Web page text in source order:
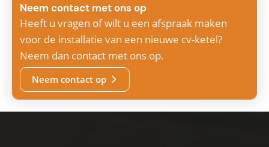
Neem contact met ons op
Heeft u vragen of wilt u een afspraak maken
voor de installatie van een nieuwe cv-ketel?
Neem dan contact met ons op.
Neem contact op